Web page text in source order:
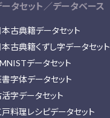
ータセット／データベース
古典籍データセット
古典籍くずし字データセット
データセット
字体データセット
字データセット
料理レシピデータセット